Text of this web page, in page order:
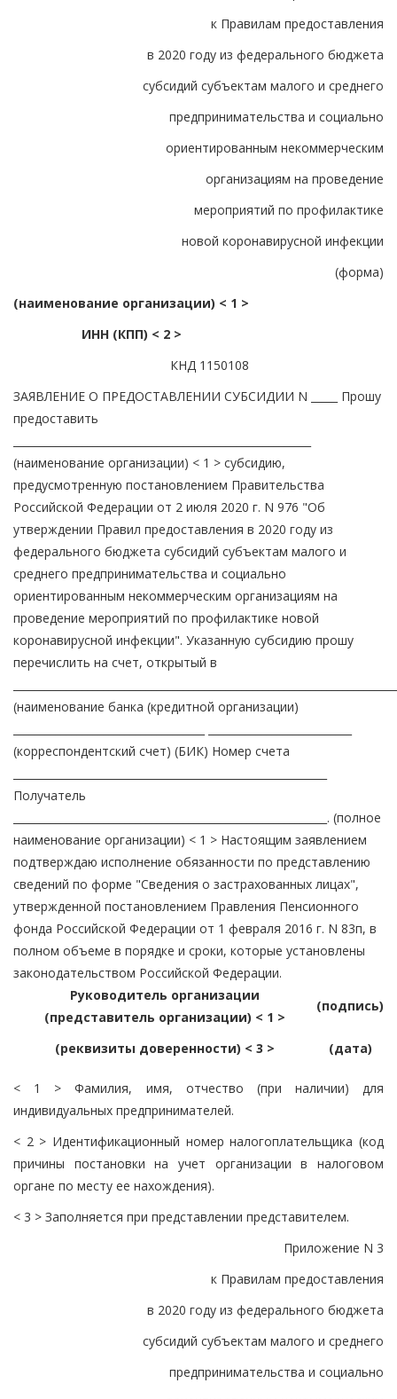
к Правилам предоставления
в 2020 году из федерального бюджета
субсидий субъектам малого и среднего
предпринимательства и социально
ориентированным некоммерческим
организациям на проведение
мероприятий по профилактике
новой коронавирусной инфекции
(форма)
(наименование организации) < 1 >
ИНН (КПП) < 2 >
КНД 1150108
ЗАЯВЛЕНИЕ О ПРЕДОСТАВЛЕНИИ СУБСИДИИ N _____ Прошу
предоставить
(наименование организации) < 1 > субсидию,
предусмотренную постановлением Правительства
Российской Федерации от 2 июля 2020 г. N 976 "Об
утверждении Правил предоставления в 2020 году из
федерального бюджета субсидий субъектам малого и
среднего предпринимательства и социально
ориентированным некоммерческим организациям на
проведение мероприятий по профилактике новой
коронавирусной инфекции". Указанную субсидию прошу
перечислить на счет, открытый в
(наименование банка (кредитной организации)
(корреспондентский счет) (БИК) Номер счета
Получатель
___________________________________________________________. (полное
наименование организации) < 1 > Настоящим заявлением
подтверждаю исполнение обязанности по представлению
сведений по форме "Сведения о застрахованных лицах",
утвержденной постановлением Правления Пенсионного
фонда Российской Федерации от 1 февраля 2016 г. N 83п, в
полном объеме в порядке и сроки, которые установлены
законодательством Российской Федерации.
Руководитель организации
(представитель организации) < 1 >
(подпись)
(реквизиты доверенности) < 3 > (дата)
< 1 > Фамилия, имя, отчество (при наличии) для
индивидуальных предпринимателей.
< 2 > Идентификационный номер налогоплательщика (код
причины постановки на учет организации в налоговом
органе по месту ее нахождения).
< 3 > Заполняется при представлении представителем.
Приложение N 3
к Правилам предоставления
в 2020 году из федерального бюджета
субсидий субъектам малого и среднего
предпринимательства и социально